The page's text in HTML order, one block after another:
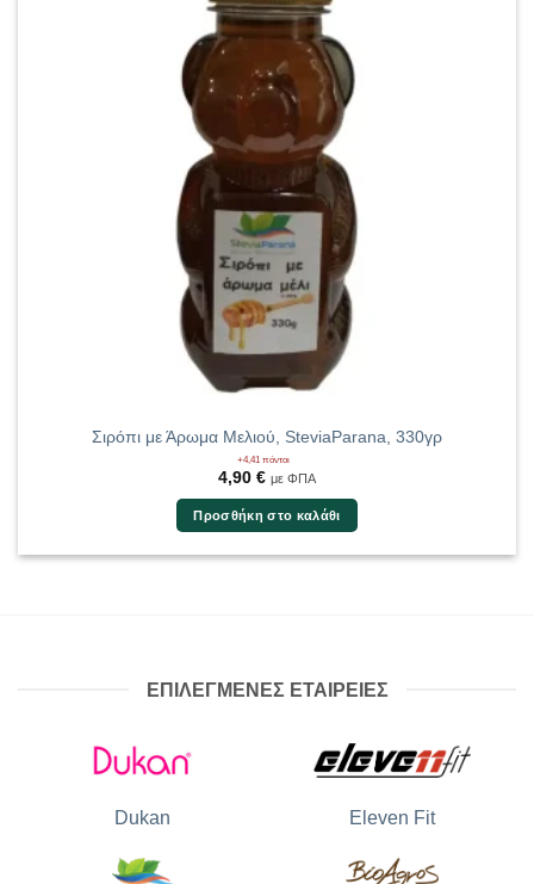
Σιρόπι με Άρωμα Μελιού, SteviaParana, 330γρ
+4,41 πόντοι
4,90 € με ΦΠΑ
Προσθήκη στο καλάθι
ΕΠΙΛΕΓΜΕΝΕΣ ΕΤΑΙΡΕΙΕΣ
Dukan Eleven Fit